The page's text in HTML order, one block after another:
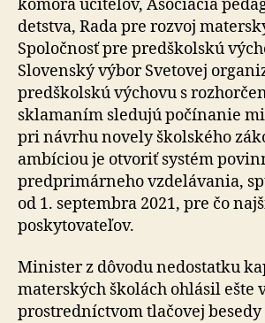
komora učiteľov, Asociácia
detstva, Rada pre rozvoj
Spoločnosť pre predškolskú
Slovenský výbor Svetovej
predškolskú výchovu s
sklamaním sledujú počínanie
pri návrhu novely školského
ambíciou je otvoriť systém
predprimárneho vzdelávania,
od 1. septembra 2021, pre čo
poskytovateľov.
Minister z dôvodu nedostatku
materských školách ohlásil ešte
prostredníctvom tlačovej